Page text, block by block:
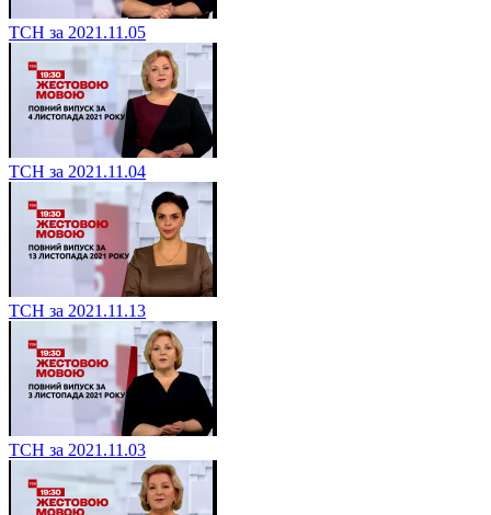
ТСН за 2021.11.05
ТСН за 2021.11.04
ТСН за 2021.11.13
ТСН за 2021.11.03